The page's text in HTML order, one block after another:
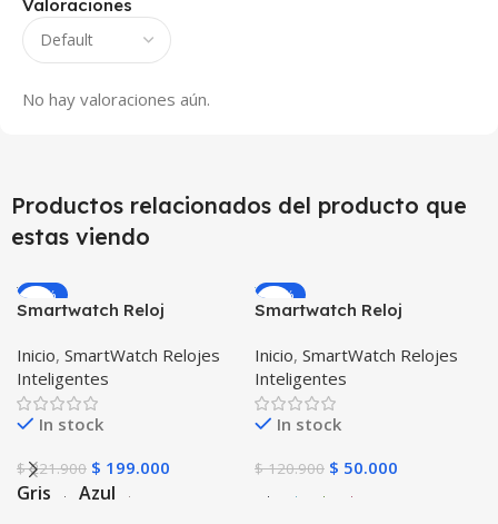
Valoraciones
No hay valoraciones aún.
Productos relacionados del producto que
estas viendo
-10%
Smartwatch Reloj
WATCH™ (KW37 PRO) Mide
Temperatura Presión
Arterial y Ritmo Cardíaco
Inicio, SmartWatch Relojes
Inteligentes
In stock
$221.900 $ 199.000
Gris Azul
-59%
Smartwatch Reloj
GPS Ubicar Niños SOS
Inicio, SmartWatch Relojes
Inteligentes
In stock
$120.900 $ 50.000